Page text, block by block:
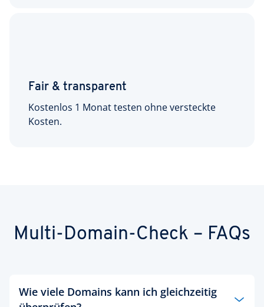
Fair & transparent
Kostenlos 1 Monat testen ohne versteckte
Kosten.
Multi-Domain-Check – FAQs
Wie viele Domains kann ich gleichzeitig